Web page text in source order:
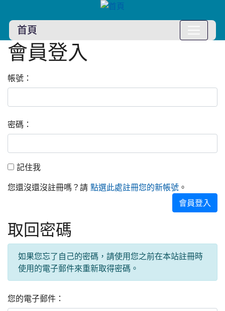
首頁
會員登入
帳號：
密碼：
記住我記住我
您還沒還沒註冊嗎？請 點選此處註冊您的新帳號 。
會員登入
取回密碼
如果您忘了自己的密碼，請使用您之前在本站註冊時
使用的電子郵件來重新取得密碼。
您的電子郵件：